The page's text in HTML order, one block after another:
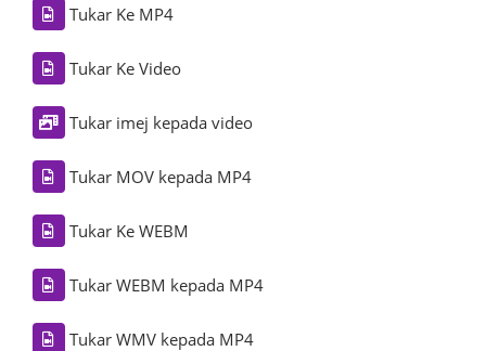
Tukar Ke MP4
Tukar Ke Video
Tukar imej kepada video
Tukar MOV kepada MP4
Tukar Ke WEBM
Tukar WEBM kepada MP4
Tukar WMV kepada MP4